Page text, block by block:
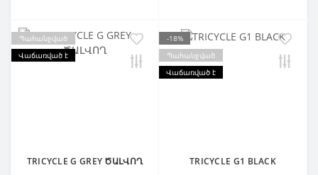
Պահանջված
Վաճառված է
TRICYCLE G GREY ԾԱԼՎՈՂ
-18%
Պահանջված
Վաճառված է
TRICYCLE G1 BLACK